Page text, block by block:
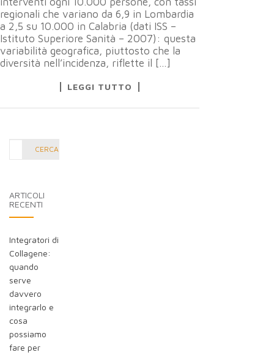
regionali che variano da 6,9 in Lombardia
a 2,5 su 10.000 in Calabria (dati ISS –
Istituto Superiore Sanità – 2007): questa
variabilità geografica, piuttosto che la
diversità nell’incidenza, riflette il […]
LEGGI TUTTO
CERCA
ARTICOLI
RECENTI
Integratori di
Collagene:
quando
serve
davvero
integrarlo e
cosa
possiamo
fare per